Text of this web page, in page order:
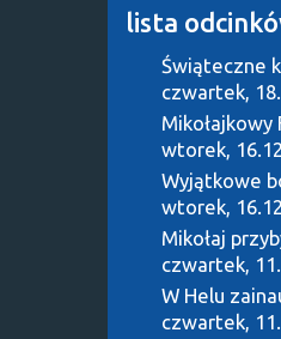
lista
Świąteczne
czwartek,
Mikołajkowy
wtorek,
Wyjątkowe
wtorek,
Mikołaj
czwartek,
W Helu
czwartek,